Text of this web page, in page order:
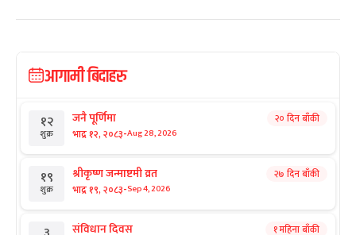
आगामी बिदाहरु
१२
शुक्र
जनै पूर्णिमा
भाद्र १२, २०८३-Aug 28, 2026
२० दिन बाँकी
१९
शुक्र
श्रीकृष्ण जन्माष्टमी व्रत
भाद्र १९, २०८३-Sep 4, 2026
२७ दिन बाँकी
संविधान दिवस १ महिना बाँकी